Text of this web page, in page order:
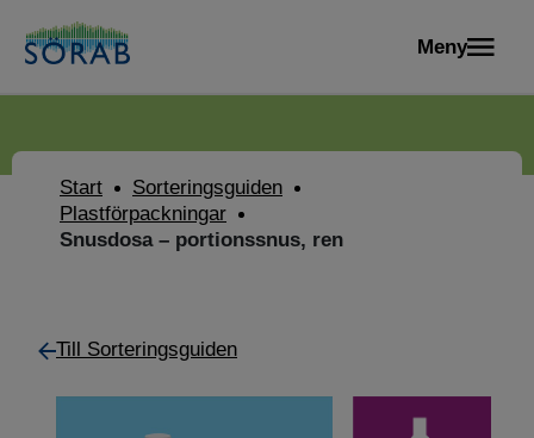
Meny
Start
Sorteringsguiden
Plastförpackningar
Snusdosa – portionssnus, ren
Till Sorteringsguiden